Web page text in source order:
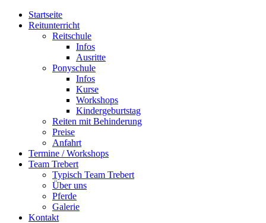
Startseite
Reitunterricht
Reitschule
Infos
Ausritte
Ponyschule
Infos
Kurse
Workshops
Kindergeburtstag
Reiten mit Behinderung
Preise
Anfahrt
Termine / Workshops
Team Trebert
Typisch Team Trebert
Über uns
Pferde
Galerie
Kontakt